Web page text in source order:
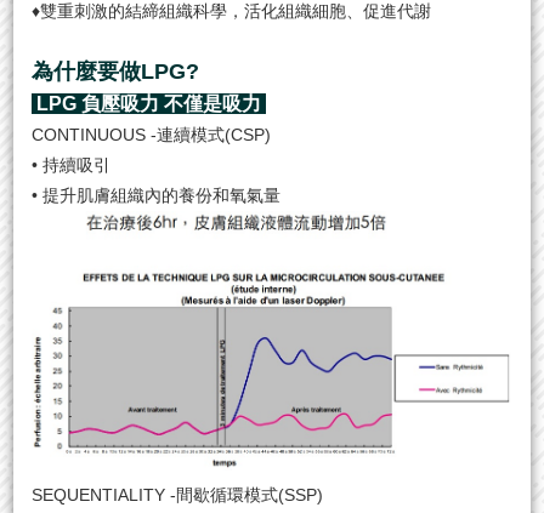
♦雙重刺激的結締組織科學，活化組織細胞、促進代謝
為什麼要做LPG?
LPG 負壓吸力 不僅是吸力
CONTINUOUS -連續模式(CSP)
• 持續吸引
• 提升肌膚組織內的養份和氧氣量
SEQUENTIALITY -間歇循環模式(SSP)